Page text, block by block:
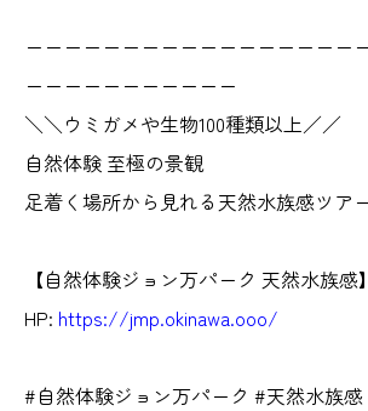
ーーーーーーーーーーーーーーーーー
ーーーーーーーーーーー
＼＼ウミガメや生物100種類以上／／
自然体験 至極の景観
足着く場所から見れる天然水族感ツア
【自然体験ジョン万パーク 天然水族感】
HP: https://jmp.okinawa.ooo/
#自然体験ジョン万パーク #天然水族